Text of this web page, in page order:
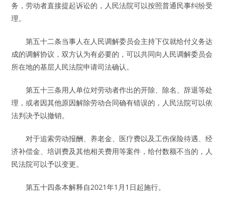
务，劳动者直接提起诉讼的，人民法院可以按照普通民事纠纷受
理。
第五十二条当事人在人民调解委员会主持下仅就给付义务达
成的调解协议，双方认为有必要的，可以共同向人民调解委员会
所在地的基层人民法院申请司法确认。
第五十三条用人单位对劳动者作出的开除、除名、辞退等处
理，或者因其他原因解除劳动合同确有错误的，人民法院可以依
法判决予以撤销。
对于追索劳动报酬、养老金、医疗费以及工伤保险待遇、经
济补偿金、培训费及其他相关费用等案件，给付数额不当的，人
民法院可以予以变更。
第五十四条本解释自2021年1月1日起施行。